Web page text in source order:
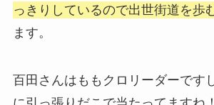
っきりしているので出世街道を歩
ます。
百田さんはももクロリーダーです